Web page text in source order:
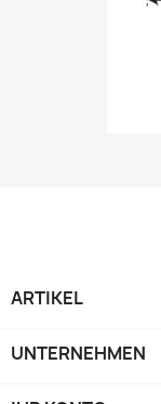
ARTIKEL
UNTERNEHMEN